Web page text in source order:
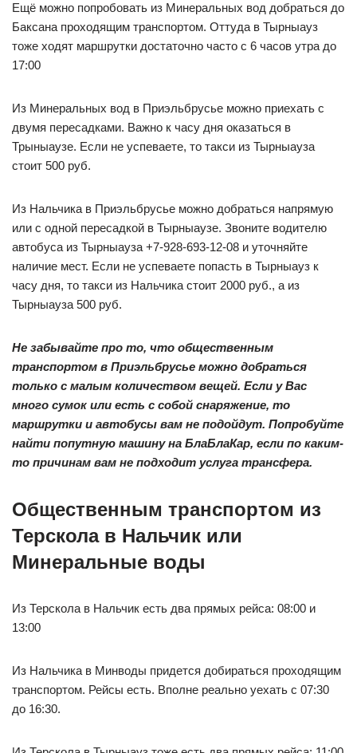
Ещё можно попробовать из Минеральных вод добраться до
Баксана проходящим транспортом. Оттуда в Тырныауз
тоже ходят маршрутки достаточно часто с 6 часов утра до
17:00
Из Минеральных вод в Приэльбрусье можно приехать с
двумя пересадками. Важно к часу дня оказаться в
Трыныаузе. Если не успеваете, то такси из Тырныауза
стоит 500 руб.
Из Нальчика в Приэльбрусье можно добраться напрямую
или с одной пересадкой в Тырныаузе. Звоните водителю
автобуса из Тырныауза +7-928-693-12-08 и уточняйте
наличие мест. Если не успеваете попасть в Тырныауз к
часу дня, то такси из Нальчика стоит 2000 руб., а из
Тырныауза 500 руб.
Не забывайте про то, что общественным
транспортом в Приэльбрусье можно добраться
только с малым количеством вещей. Если у Вас
много сумок или есть с собой снаряжение, то
маршрутки и автобусы вам не подойдут. Попробуйте
найти попутную машину на БлаБлаКар, если по каким-
то причинам вам не подходит услуга трансфера.
Общественным транспортом из
Терскола в Нальчик или
Минеральные воды
Из Терскола в Нальчик есть два прямых рейса: 08:00 и
13:00
Из Нальчика в Минводы придется добираться проходящим
транспортом. Рейсы есть. Вполне реально уехать с 07:30
до 16:30.